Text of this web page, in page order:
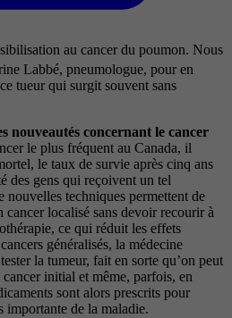
au cancer du poumon. Nous
Labbé, pneumologue, pour en
tueur qui surgit souvent sans
nouveautés concernant le cancer
le plus fréquent au Canada, il
le taux de survie après cinq ans
des gens qui reçoivent un tel
nouvelles techniques permettent de
localisé sans devoir recourir à
ce qui réduit les effets
généralisés, la médecine
la tumeur, fait en sorte qu’on peut
initial et même, parfois, en
sont alors prescrits pour
importante de la maladie.